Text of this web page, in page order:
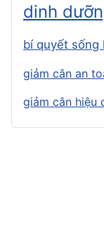
dinh
bí quyết sống
giảm cân an
giảm cân hiệu